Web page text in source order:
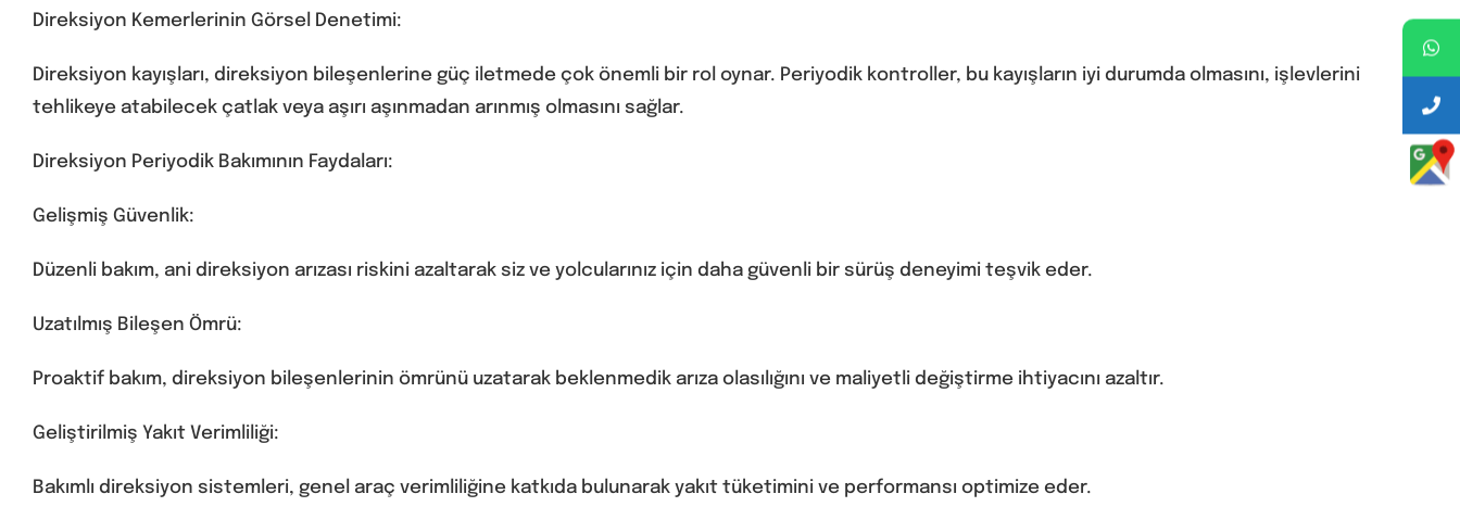
Direksiyon Kemerlerinin Görsel Denetimi:
Direksiyon kayışları, direksiyon bileşenlerine güç iletmede çok önemli bir rol oynar. Periyodik kontroller, bu kayışların iyi durumda olmasını, işlevlerini
tehlikeye atabilecek çatlak veya aşırı aşınmadan arınmış olmasını sağlar.
Direksiyon Periyodik Bakımının Faydaları:
Gelişmiş Güvenlik:
Düzenli bakım, ani direksiyon arızası riskini azaltarak siz ve yolcularınız için daha güvenli bir sürüş deneyimi teşvik eder.
Uzatılmış Bileşen Ömrü:
Proaktif bakım, direksiyon bileşenlerinin ömrünü uzatarak beklenmedik arıza olasılığını ve maliyetli değiştirme ihtiyacını azaltır.
Geliştirilmiş Yakıt Verimliliği:
Bakımlı direksiyon sistemleri, genel araç verimliliğine katkıda bulunarak yakıt tüketimini ve performansı optimize eder.